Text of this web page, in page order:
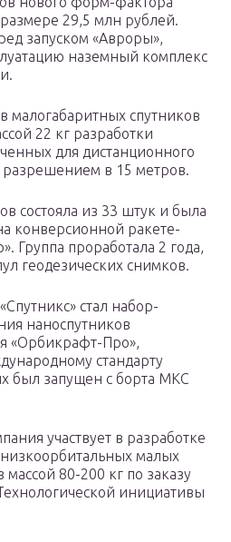
размере 29,5 млн рублей.
запуском «Авроры»,
наземный комплекс
малогабаритных спутников
22 кг разработки
для дистанционного
в 15 метров.
состояла из 33 штук и была
конверсионной ракете-
Группа проработала 2 года,
геодезических снимков.
стал набор-
наноспутников
«Орбикрафт-Про»,
стандарту
был запущен с борта МКС
участвует в разработке
малых
массой 80-200 кг по заказу
инициативы